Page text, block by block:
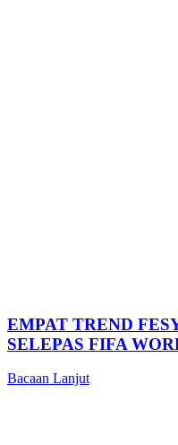
EMPAT TREND
SELEPAS FIFA
Bacaan Lanjut